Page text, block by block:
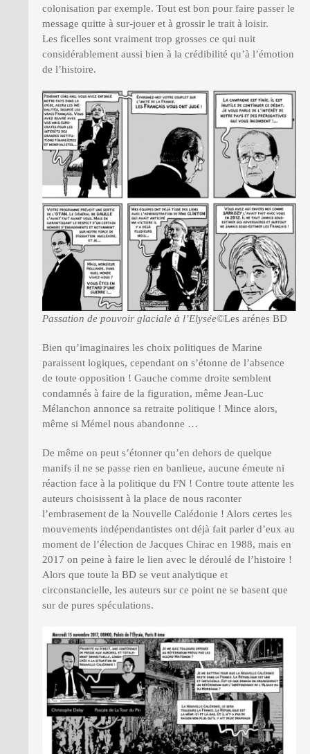
colonisation par exemple. Tout est bon pour faire passer le
message quitte à sur-jouer et à grossir le trait à loisir.
Les ficelles sont vraiment trop grosses ce qui nuit
considérablement aussi bien à la crédibilité qu’à l’émotion
de l’histoire.
Passation de pouvoir glaciale à l’Elysée©Les arénes BD
Bien qu’imaginaires les choix politiques de Marine
paraissent logiques, cependant on s’étonne de l’absence
de toute opposition ! Gauche comme droite semblent
condamnés à faire de la figuration, même Jean-Luc
Mélanchon annonce sa retraite politique ! Mince alors,
même si Mémel nous abandonne …
De même on peut s’étonner qu’en dehors de quelque
manifs il ne se passe rien en banlieue, aucune émeute ni
réaction face à la politique du FN ! Contre toute attente les
auteurs choisissent à la place de nous raconter
l’embrasement de la Nouvelle Calédonie ! Alors certes les
mouvements indépendantistes ont déjà fait parler d’eux au
moment de l’élection de Jacques Chirac en 1988, mais en
2017 on peine à faire le lien avec le déroulé de l’histoire !
Alors que toute la BD se veut analytique et
circonstancielle, les auteurs sur ce point ne se basent que
sur de pures spéculations.